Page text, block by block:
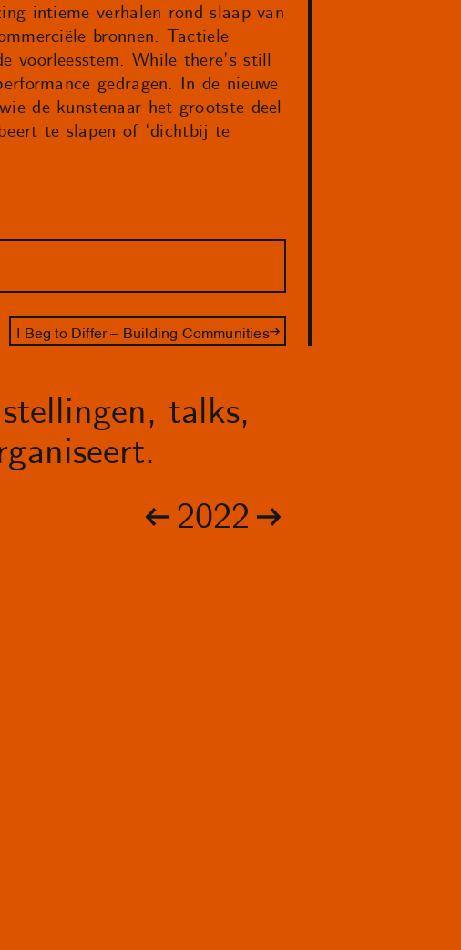
intieme verhalen rond slaap van
bronnen. Tactiele
voorleesstem. While there’s still
gedragen. In de nieuwe
de kunstenaar het grootste deel
te slapen of ‘dichtbij te
I Beg to Differ – Building Communities
talks,
2022